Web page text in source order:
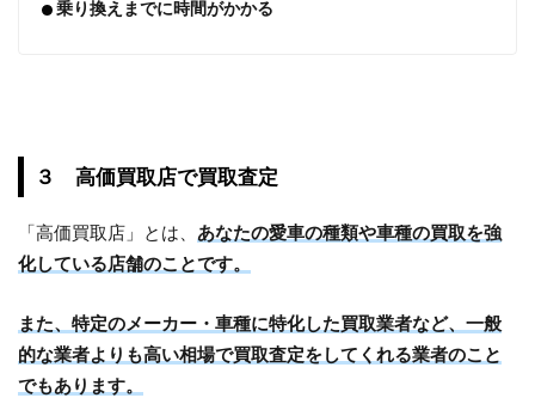
乗り換えまでに時間がかかる
３ 高価買取店で買取査定
「高価買取店」とは、 あなたの愛車の種類や車種の買取を強
化している店舗のことです。
また、特定のメーカー・車種に特化した買取業者など、一般
的な業者よりも高い相場で買取査定をしてくれる業者のこと
でもあります。